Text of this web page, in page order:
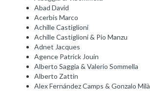
Abad David
Acerbis Marco
Achille Castiglioni
Achille Castiglioni & Pio Manzu
Adnet Jacques
Agence Patrick Jouin
Alberto Saggia & Valerio Sommella
Alberto Zattin
Alex Fernández Camps & Gonzalo Milà